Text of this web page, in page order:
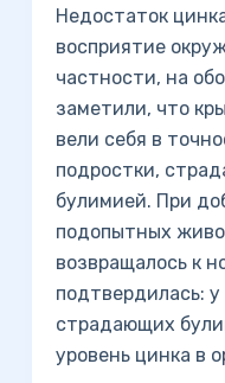
Недостаток
восприятие
частности, на
заметили, что
вели себя в
подростки,
булимией. При
подопытных
возвращалось к
подтвердилась:
страдающих
уровень цинка в